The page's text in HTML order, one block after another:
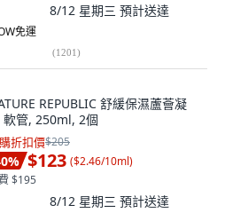
8/12 星期三 預計送達
免運
(1201)
REPUBLIC 舒緩保濕蘆薈凝
軟管, 250ml, 2個
折扣價$205
% $123 ($2.46/10ml)
$195
8/12 星期三 預計送達